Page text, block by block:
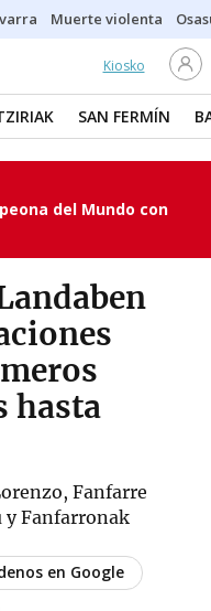
Muerte violenta
Kiosko
SAN FERMÍN
del Mundo con
hasta
Fanfarre
y Fanfarronak
en Google